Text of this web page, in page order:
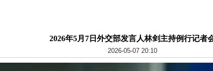
2026年5月7日外交部发言人林剑主持例行记者
2026-05-07 20:10